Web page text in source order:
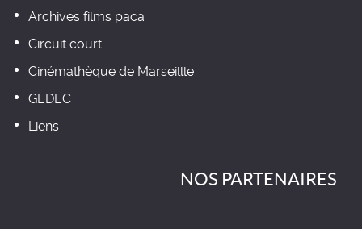
Archives films paca
Circuit court
Cinémathèque de Marseillle
GEDEC
Liens
NOS PARTENAIRES